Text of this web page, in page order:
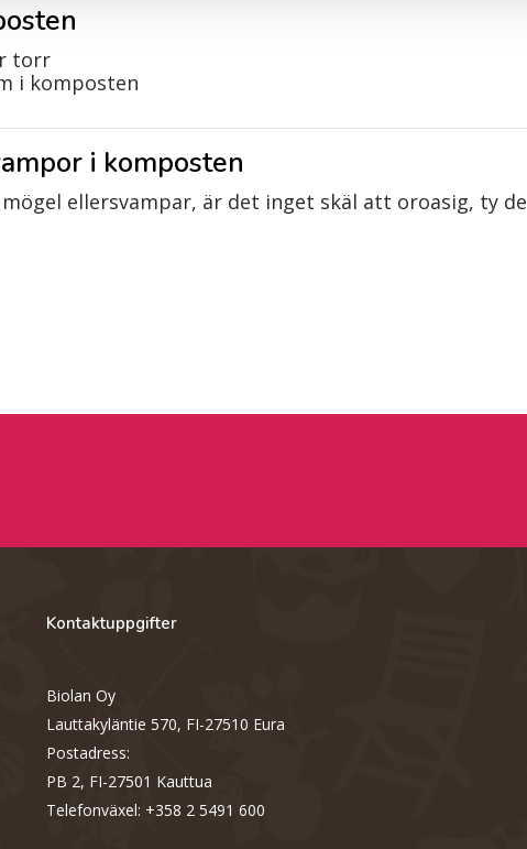
torr
i komposten
i komposten
ellersvampar, är det inget skäl att oroasig, ty
Kontaktuppgifter
Biolan Oy
Lauttakyläntie 570, FI-27510 Eura
Postadress:
PB 2, FI-27501 Kauttua
Telefonväxel: +358 2 5491 600